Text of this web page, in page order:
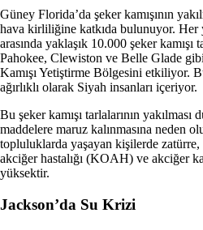
Güney Florida’da şeker kamışının
hava kirliliğine katkıda bulunuyor. Her
arasında yaklaşık 10.000 şeker kamışı
Pahokee, Clewiston ve Belle Glade
Kamışı Yetiştirme Bölgesini etkiliyor.
ağırlıklı olarak Siyah insanları içeriyor.
Bu şeker kamışı tarlalarının
maddelere maruz kalınmasına neden
topluluklarda yaşayan kişilerde
akciğer hastalığı (KOAH) ve akciğer
yüksektir.
Jackson’da Su Krizi